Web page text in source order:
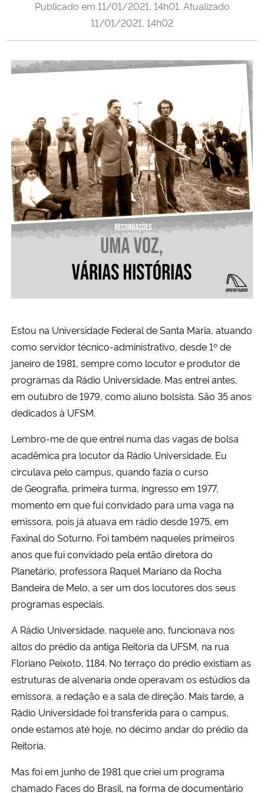
Ministério da Cidadania
Ministério da Saúde
Ministério de Minas e Energia
Ministério da Ciência, Tecnologia, Inovações e Comunicações
Ministério do Meio Ambiente
Ministério do Turismo
Ministério do Desenvolvimento Regional
Controladoria-Geral da União
Ministério da Mulher, da Família e dos Direitos Humanos
Gabinete de Segurança Institucional
Advocacia-Geral da União
Banco Central do Brasil
Publicado em 11/01/2021, 14h01. Atualizado
11/01/2021, 14h02
Estou na Universidade Federal de Santa Maria, atuando
como servidor técnico-administrativo, desde 1º de
janeiro de 1981, sempre como locutor e produtor de
programas da Rádio Universidade. Mas entrei antes,
em outubro de 1979, como aluno bolsista. São 35 anos
dedicados à UFSM.
Lembro-me de que entrei numa das vagas de bolsa
acadêmica pra locutor da Rádio Universidade. Eu
circulava pelo campus, quando fazia o curso
de Geografia, primeira turma, ingresso em 1977,
momento em que fui convidado para uma vaga na
emissora, pois já atuava em rádio desde 1975, em
Faxinal do Soturno. Foi também naqueles primeiros
anos que fui convidado pela então diretora do
Planetário, professora Raquel Mariano da Rocha
Bandeira de Melo, a ser um dos locutores dos seus
programas especiais.
A Rádio Universidade, naquele ano, funcionava nos
altos do prédio da antiga Reitoria da UFSM, na rua
Floriano Peixoto, 1184. No terraço do prédio existiam as
estruturas de alvenaria onde operavam os estúdios da
emissora, a redação e a sala de direção. Mais tarde, a
Rádio Universidade foi transferida para o campus,
onde estamos até hoje, no décimo andar do prédio da
Reitoria.
Mas foi em junho de 1981 que criei um programa
chamado Faces do Brasil, na forma de documentário